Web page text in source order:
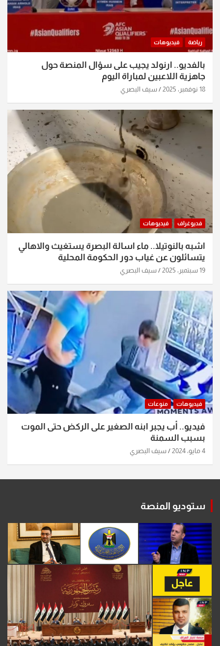
رياضة فيديوهات
بالفديو.. ارنولد يجيب على سؤال المنصة حول
جاهزية اللاعبين لمباراة اليوم
18 نوفمبر، 2025 سيف البصري
فديوغراف فيديوهات
اشبه بالنوتيلا.. ماء اسالة البصرة يستغيث والاهالي
يتسائلون عن غياب دور الحكومة المحلية
19 سبتمبر، 2025 سيف البصري
فيديوهات منوعات
فيديو.. أب يجبر ابنه الصغير على الركض حتى الموت
بسبب السمنة
4 مايو، 2024 سيف البصري
ستوديو المنصة